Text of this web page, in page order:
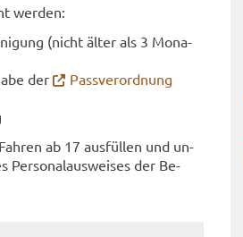
wer­den:
(nicht älter als 3 Mo­na­
der
Pass­ver­ord­nung
ab 17 aus­fül­len und un­
Per­so­nal­aus­wei­ses der Be­